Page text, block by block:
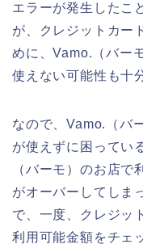
エラーが発生したこ
が、クレジットカー
めに、Vamo.（バー
使えない可能性も十
なので、Vamo.（バ
が使えずに困ってい
（バーモ）のお店で
がオーバーしてしま
で、一度、クレジッ
利用可能金額をチェ